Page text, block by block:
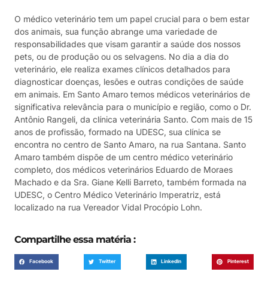
O médico veterinário tem um papel crucial para o bem estar
dos animais, sua função abrange uma variedade de
responsabilidades que visam garantir a saúde dos nossos
pets, ou de produção ou os selvagens. No dia a dia do
veterinário, ele realiza exames clínicos detalhados para
diagnosticar doenças, lesões e outras condições de saúde
em animais. Em Santo Amaro temos médicos veterinários de
significativa relevância para o município e região, como o Dr.
Antônio Rangeli, da clínica veterinária Santo. Com mais de 15
anos de profissão, formado na UDESC, sua clínica se
encontra no centro de Santo Amaro, na rua Santana. Santo
Amaro também dispõe de um centro médico veterinário
completo, dos médicos veterinários Eduardo de Moraes
Machado e da Sra. Giane Kelli Barreto, também formada na
UDESC, o Centro Médico Veterinário Imperatriz, está
localizado na rua Vereador Vidal Procópio Lohn.
Compartilhe essa matéria :
Facebook Twitter LinkedIn Pinterest